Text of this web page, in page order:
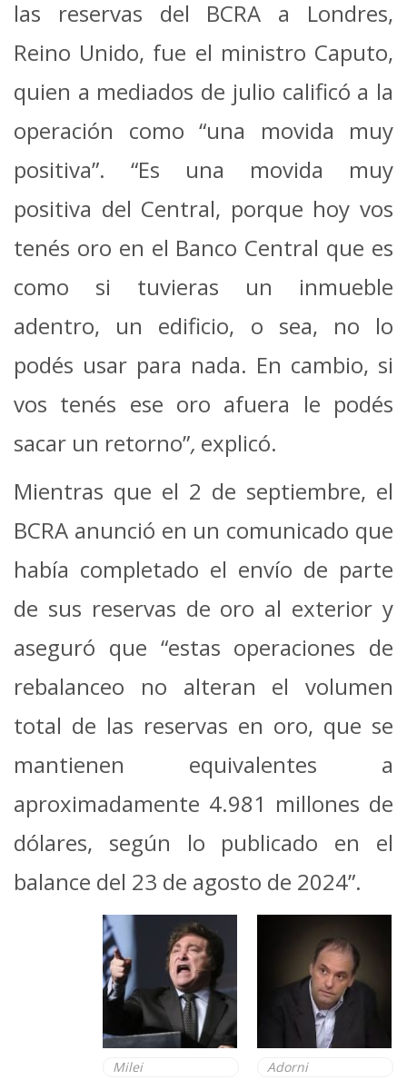
las reservas del BCRA a Londres,
Reino Unido, fue el ministro Caputo,
quien a mediados de julio calificó a la
operación como “una movida muy
positiva”. “Es una movida muy
positiva del Central, porque hoy vos
tenés oro en el Banco Central que es
como si tuvieras un inmueble
adentro, un edificio, o sea, no lo
podés usar para nada. En cambio, si
vos tenés ese oro afuera le podés
sacar un retorno”, explicó.
Mientras que el 2 de septiembre, el
BCRA anunció en un comunicado que
había completado el envío de parte
de sus reservas de oro al exterior y
aseguró que “estas operaciones de
rebalanceo no alteran el volumen
total de las reservas en oro, que se
mantienen equivalentes a
aproximadamente 4.981 millones de
dólares, según lo publicado en el
balance del 23 de agosto de 2024”.
Adorni
Milei